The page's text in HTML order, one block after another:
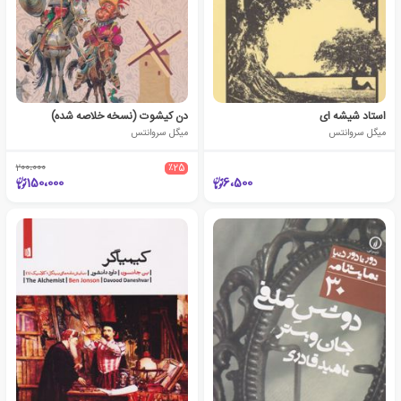
استاد شیشه ای
میگل سروانتس
6،500
دن کیشوت (نسخه خلاصه شده)
میگل سروانتس
٪25 200،000
150،000